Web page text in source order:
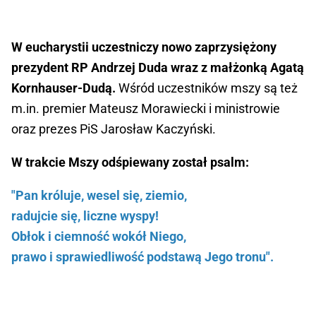
W eucharystii uczestniczy nowo zaprzysiężony
prezydent RP Andrzej Duda wraz z małżonką Agatą
Kornhauser-Dudą. Wśród uczestników mszy są też
m.in. premier Mateusz Morawiecki i ministrowie
oraz prezes PiS Jarosław Kaczyński.
W trakcie Mszy odśpiewany został psalm:
"Pan króluje, wesel się, ziemio,
radujcie się, liczne wyspy!
Obłok i ciemność wokół Niego,
prawo i sprawiedliwość podstawą Jego tronu".